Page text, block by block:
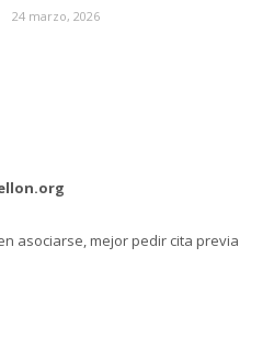
24 marzo, 2026
asociarse, mejor pedir cita previa